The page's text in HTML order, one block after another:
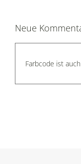
Neue
Farbcode ist